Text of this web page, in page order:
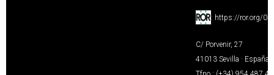
: https://ror.org/
C/ Porvenir, 27
41013 Sevilla · España